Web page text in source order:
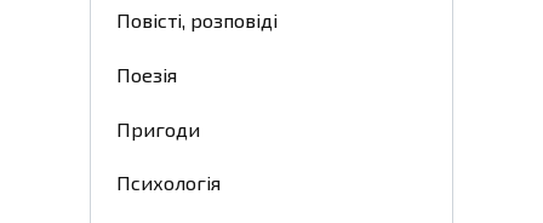
Повісті, розповіді
Поезія
Пригоди
Психологія